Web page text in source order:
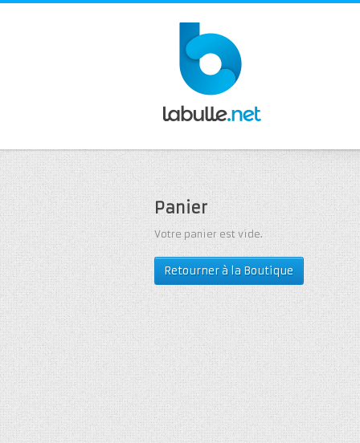
Panier
Votre panier est vide.
Retourner à la Boutique